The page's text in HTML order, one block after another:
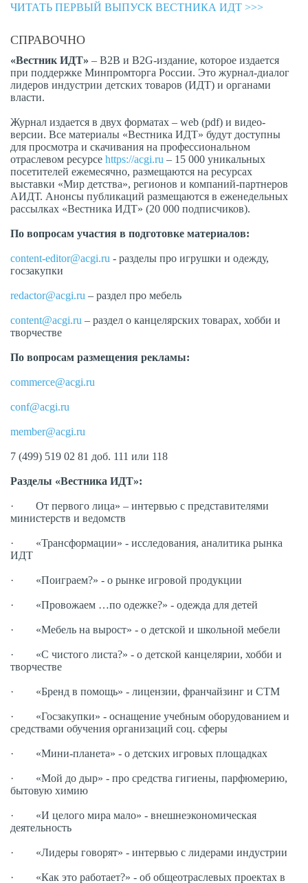
ЧИТАТЬ ПЕРВЫЙ ВЫПУСК ВЕСТНИКА ИДТ >>>
СПРАВОЧНО
«Вестник ИДТ» – B2B и B2G-издание, которое издается
при поддержке Минпромторга России. Это журнал-диалог
лидеров индустрии детских товаров (ИДТ) и органами
власти.
Журнал издается в двух форматах – web (pdf) и видео-
версии. Все материалы «Вестника ИДТ» будут доступны
для просмотра и скачивания на профессиональном
отраслевом ресурсе https://acgi.ru – 15 000 уникальных
посетителей ежемесячно, размещаются на ресурсах
выставки «Мир детства», регионов и компаний-партнеров
АИДТ. Анонсы публикаций размещаются в еженедельных
рассылках «Вестника ИДТ» (20 000 подписчиков).
По вопросам участия в подготовке материалов:
content-editor@acgi.ru - разделы про игрушки и одежду,
госзакупки
redactor@acgi.ru – раздел про мебель
content@acgi.ru – раздел о канцелярских товарах, хобби и
творчестве
По вопросам размещения рекламы:
commerce@acgi.ru
conf@acgi.ru
member@acgi.ru
7 (499) 519 02 81 доб. 111 или 118
Разделы «Вестника ИДТ»:
· От первого лица» – интервью с представителями
министерств и ведомств
· «Трансформации» - исследования, аналитика рынка
ИДТ
· «Поиграем?» - о рынке игровой продукции
· «Провожаем …по одежке?» - одежда для детей
· «Мебель на вырост» - о детской и школьной мебели
· «С чистого листа?» - о детской канцелярии, хобби и
творчестве
· «Бренд в помощь» - лицензии, франчайзинг и СТМ
· «Госзакупки» - оснащение учебным оборудованием и
средствами обучения организаций соц. сферы
· «Мини-планета» - о детских игровых площадках
· «Мой до дыр» - про средства гигиены, парфюмерию,
бытовую химию
· «И целого мира мало» - внешнеэкономическая
деятельность
· «Лидеры говорят» - интервью с лидерами индустрии
· «Как это работает?» - об общеотраслевых проектах в